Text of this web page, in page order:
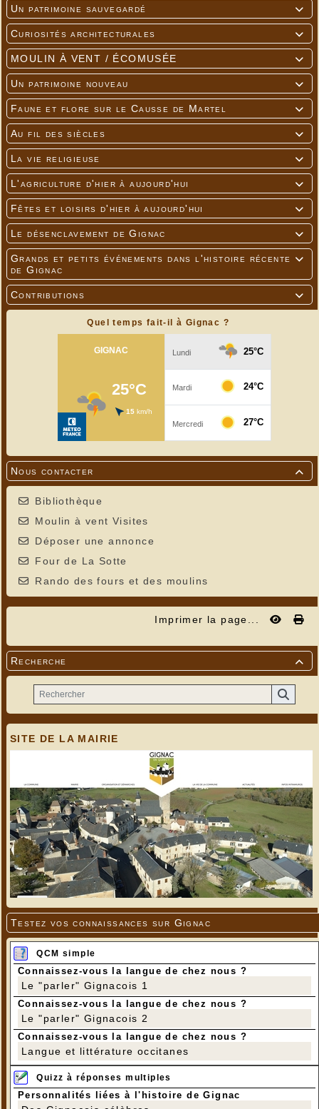

Un patrimoine sauvegardé

Curiosités architecturales

MOULIN À VENT / ÉCOMUSÉE

Un patrimoine nouveau

Faune et flore sur le Causse de Martel

Au fil des siècles

La vie religieuse

L'agriculture d'hier à aujourd'hui

Fêtes et loisirs d'hier à aujourd'hui

Le désenclavement de Gignac

Grands et petits événements dans l'histoire récente
de Gignac

Contributions
Quel temps fait-il à Gignac ?

Nous contacter
Bibliothèque
Moulin à vent Visites
Déposer une annonce
Four de La Sotte
Rando des fours et des moulins
Imprimer la page...

Recherche
SITE DE LA MAIRIE
Testez vos connaissances sur Gignac
QCM simple
Connaissez-vous la langue de chez nous ?
Le "parler" Gignacois 1
Connaissez-vous la langue de chez nous ?
Le "parler" Gignacois 2
Connaissez-vous la langue de chez nous ?
Langue et littérature occitanes
Quizz à réponses multiples
Personnalités liées à l'histoire de Gignac